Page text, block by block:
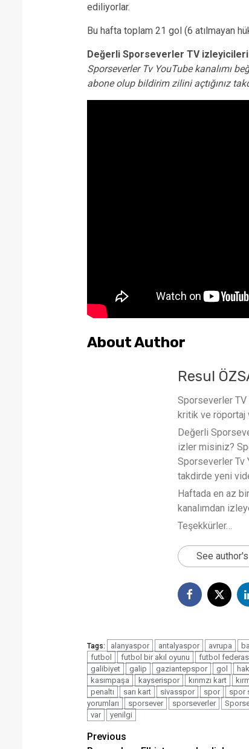
ediliyorlar.
Bu hafta toplam 21 gol (6 atılmayan
Değerli Sporseverler TV izleyicileri
Sporseverler Tv YouTube kanalımı
abone olup bildirim zilini açtığınız
About Author
Resul
Sporseverler TV
kritik ve röportaj
Değerli
izler misiniz?
Sporseverler Tv
takdirde yeni
Haftada en az
kanalımdan
Teşekkürler…
See
Tags: alanyaspor antalyaspor avrupa
futbol
futbol bir akıl oyunu futbol
galibiyet
galip gaziantepspor gol
kasımpaşa
kayserispor kırımzı kart
penaltı
sarı kart sivasspor spor spor
yorumları
sporsever sporseverler
var
yenilgi
Post
Previous